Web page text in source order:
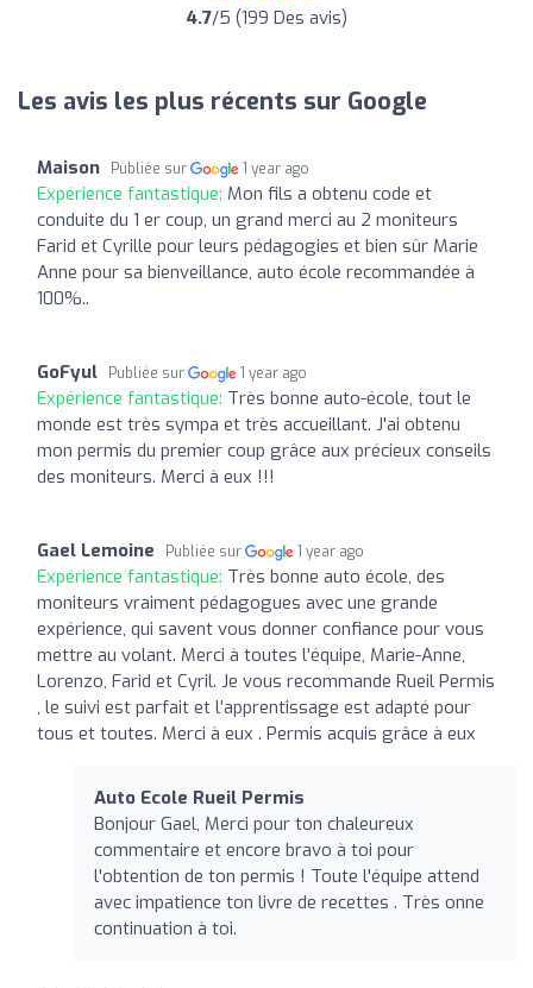
4.7/5 (199 Des avis)
Les avis les plus récents sur Google
Maison Publiée sur 1 year ago
Expérience fantastique: Mon fils a obtenu code et
conduite du 1 er coup, un grand merci au 2 moniteurs
Farid et Cyrille pour leurs pédagogies et bien sûr Marie
Anne pour sa bienveillance, auto école recommandée à
100%..
GoFyul Publiée sur 1 year ago
Expérience fantastique: Très bonne auto-école, tout le
monde est très sympa et très accueillant. J'ai obtenu
mon permis du premier coup grâce aux précieux conseils
des moniteurs. Merci à eux !!!
Gael Lemoine Publiée sur 1 year ago
Expérience fantastique: Très bonne auto école, des
moniteurs vraiment pédagogues avec une grande
expérience, qui savent vous donner confiance pour vous
mettre au volant. Merci à toutes l’équipe, Marie-Anne,
Lorenzo, Farid et Cyril. Je vous recommande Rueil Permis
, le suivi est parfait et l’apprentissage est adapté pour
tous et toutes. Merci à eux . Permis acquis grâce à eux
Auto Ecole Rueil Permis
Bonjour Gael, Merci pour ton chaleureux
commentaire et encore bravo à toi pour
l'obtention de ton permis ! Toute l'équipe attend
avec impatience ton livre de recettes . Très onne
continuation à toi.